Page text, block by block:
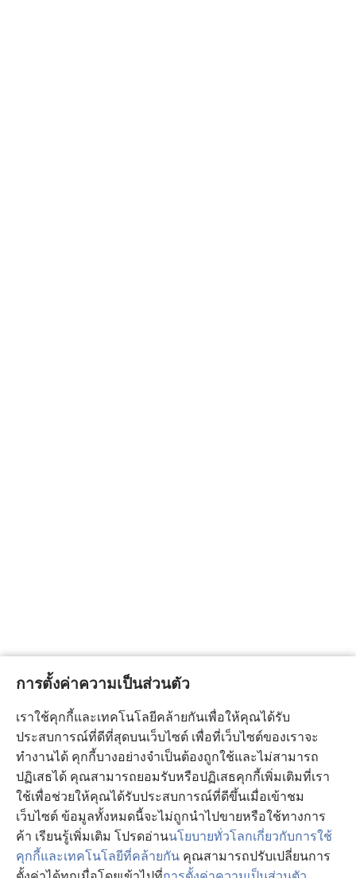
การตั้งค่าความเป็นส่วนตัว
เราใช้คุกกี้และเทคโนโลยีคล้ายกันเพื่อให้คุณได้รับ
ประสบการณ์ที่ดีที่สุดบนเว็บไซต์ เพื่อที่เว็บไซต์ของเราจะ
ทำงานได้ คุกกี้บางอย่างจำเป็นต้องถูกใช้และไม่สามารถ
ปฏิเสธได้ คุณสามารถยอมรับหรือปฏิเสธคุกกี้เพิ่มเติมที่เรา
ใช้เพื่อช่วยให้คุณได้รับประสบการณ์ที่ดีขึ้นเมื่อเข้าชม
เว็บไซต์ ข้อมูลทั้งหมดนี้จะไม่ถูกนำไปขายหรือใช้ทางการ
ค้า เรียนรู้เพิ่มเติม โปรดอ่านนโยบายทั่วโลกเกี่ยวกับการใช้
คุกกี้และเทคโนโลยีที่คล้ายกัน คุณสามารถปรับเปลี่ยนการ